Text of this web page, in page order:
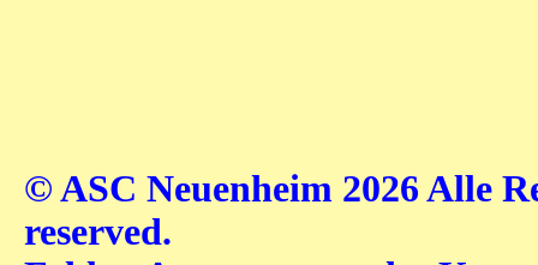
© ASC Neuenheim 2026 Alle
reserved.